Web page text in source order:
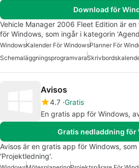
Download för
Vehicle Manager 2006 Fleet Edition är
för Windows, som ingår i kategorin
WindowsKalender För WindowsPlanner För
Schemaläggningsprogramvara
Avisos
4.7 Gratis
En gratis app för Windows,
Gratis nedladdning för
Avisos är en gratis app för Windows,
'Projektledning'.